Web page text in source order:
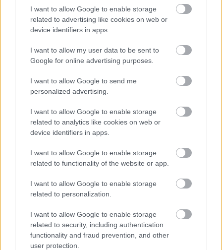
I want to allow Google to enable storage
related to advertising like cookies on web or
device identifiers in apps.
I want to allow my user data to be sent to
Google for online advertising purposes.
I want to allow Google to send me
personalized advertising.
I want to allow Google to enable storage
related to analytics like cookies on web or
device identifiers in apps.
I want to allow Google to enable storage
related to functionality of the website or app.
I want to allow Google to enable storage
related to personalization.
I want to allow Google to enable storage
related to security, including authentication
functionality and fraud prevention, and other
user protection.
2026.08.05. Kiss Lajos
Ilyenek eddig a tapasztalatok a vendégektől – a
hőhullám miatt ingyenes a strandolás Szolnokon
Ahogyan az lenni szokott Szolnokon, nem egységesen
fogadják a helyiek az ingyenes strandolás lehetőségét, amit